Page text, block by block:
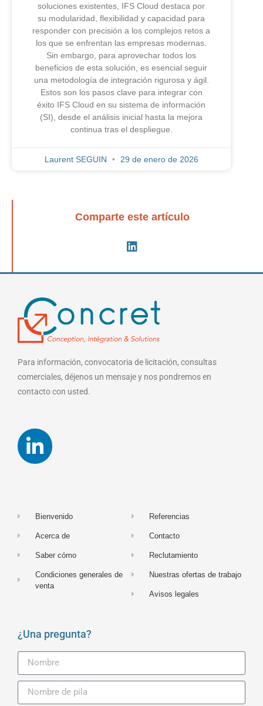
soluciones existentes, IFS Cloud destaca por
su modularidad, flexibilidad y capacidad para
responder con precisión a los complejos retos a
los que se enfrentan las empresas modernas.
Sin embargo, para aprovechar todos los
beneficios de esta solución, es esencial seguir
una metodología de integración rigurosa y ágil.
Estos son los pasos clave para integrar con
éxito IFS Cloud en su sistema de información
(SI), desde el análisis inicial hasta la mejora
continua tras el despliegue.
Laurent SEGUIN 29 de enero de 2026
Comparte este artículo
Para información, convocatoria de licitación, consultas
comerciales, déjenos un mensaje y nos pondremos en
contacto con usted.
Bienvenido
Acerca de
Saber cómo
Condiciones generales de
venta
Referencias
Contacto
Reclutamiento
Nuestras ofertas de trabajo
Avisos legales
¿Una pregunta?